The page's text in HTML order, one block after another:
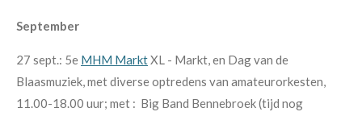
September
27 sept.: 5e MHM MarktXL - Markt, en Dag van de
Blaasmuziek, met diverse optredens van amateurorkesten,
11.00-18.00 uur; met : Big Band Bennebroek (tijd nog